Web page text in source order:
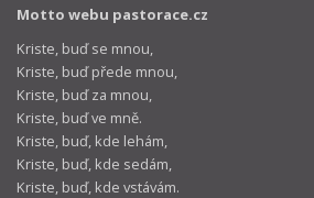
Motto webu pastorace.cz
Kriste, buď se mnou,
Kriste, buď přede mnou,
Kriste, buď za mnou,
Kriste, buď ve mně.
Kriste, buď, kde lehám,
Kriste, buď, kde sedám,
Kriste, buď, kde vstávám.